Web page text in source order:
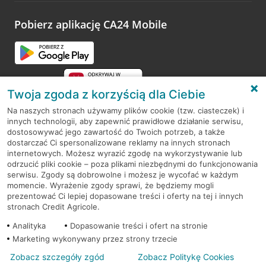
opinie.
Pobierz aplikację CA24 Mobile
RODO
Regulamin serwisu
Mapa serwisu
PolitykaCookies
© 2026 Credit Agricole Bank Polska S.A. Wszelkie prawa zastrzeżone
Twoja zgoda z korzyścią dla Ciebie
Na naszych stronach używamy plików cookie (tzw. ciasteczek) i
innych technologii, aby zapewnić prawidłowe działanie serwisu,
dostosowywać jego zawartość do Twoich potrzeb, a także
dostarczać Ci spersonalizowane reklamy na innych stronach
internetowych. Możesz wyrazić zgodę na wykorzystywanie lub
odrzucić pliki cookie – poza plikami niezbędnymi do funkcjonowania
serwisu. Zgody są dobrowolne i możesz je wycofać w każdym
momencie. Wyrażenie zgody sprawi, że będziemy mogli
prezentować Ci lepiej dopasowane treści i oferty na tej i innych
stronach Credit Agricole.
Analityka
Dopasowanie treści i ofert na stronie
Marketing wykonywany przez strony trzecie
Zobacz szczegóły zgód Zobacz Politykę Cookies